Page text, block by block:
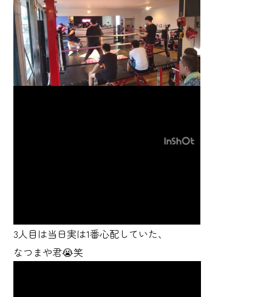
3人目は当日実は1番心配していた、
なつまや君😭笑